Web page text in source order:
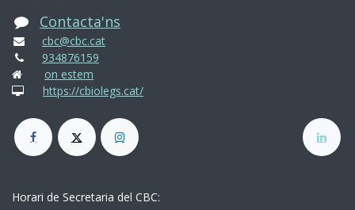
Contacta'ns
cbc@cbc.cat
934876159
on estem
https://cbiolegs.cat/
Horari de Secretaria del CBC: